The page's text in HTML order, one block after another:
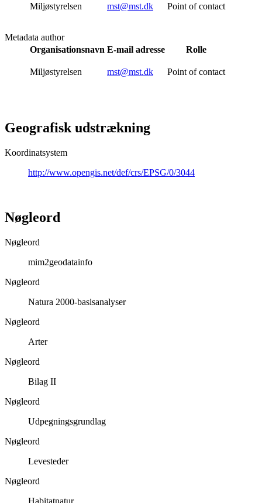
Miljøstyrelsen mst@mst.dk Point of contact
Metadata author
Organisationsnavn E-mail adresse Rolle
Miljøstyrelsen mst@mst.dk Point of contact
Geografisk udstrækning
Koordinatsystem
http://www.opengis.net/def/crs/EPSG/0/3044
Nøgleord
Nøgleord
mim2geodatainfo
Nøgleord
Natura 2000-basisanalyser
Nøgleord
Arter
Nøgleord
Bilag II
Nøgleord
Udpegningsgrundlag
Nøgleord
Levesteder
Nøgleord
Habitatnatur